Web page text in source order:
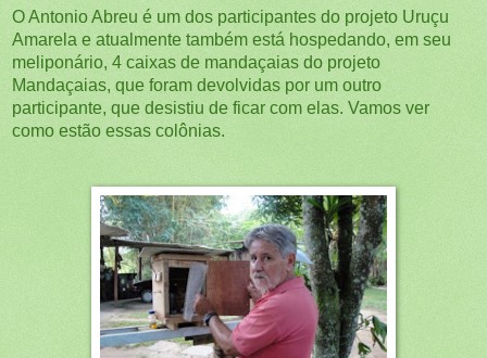
O Antonio Abreu é um dos participantes do projeto Uruçu
Amarela e atualmente também está hospedando, em seu
meliponário, 4 caixas de mandaçaias do projeto
Mandaçaias, que foram devolvidas por um outro
participante, que desistiu de ficar com elas. Vamos ver
como estão essas colônias.